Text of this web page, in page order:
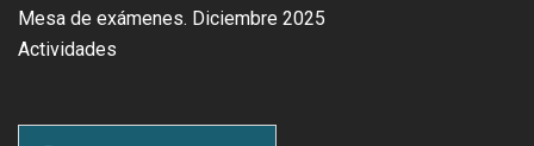
Mesa de exámenes. Diciembre 2025
Actividades